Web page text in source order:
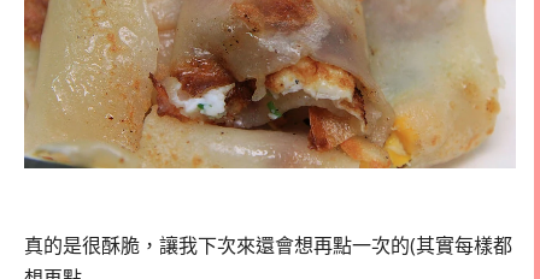
真的是很酥脆，讓我下次來還會想再點一次的(其實每樣都